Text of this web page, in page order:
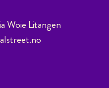
Woie Litangen